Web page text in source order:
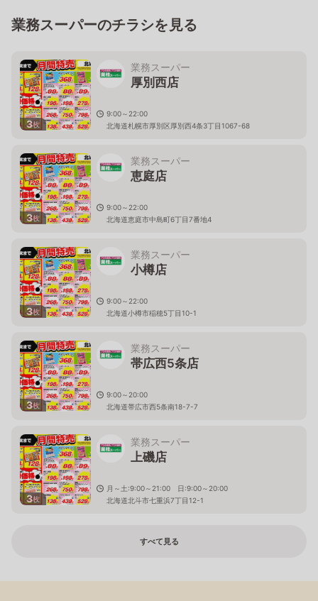
業務スーパーのチラシを見る
3枚
業務スーパー
厚別西店
9:00～22:00
北海道札幌市厚別区厚別西4条3丁目1067-68
3枚
業務スーパー
恵庭店
9:00～22:00
北海道恵庭市中島町6丁目7番地4
3枚
業務スーパー
小樽店
9:00～22:00
北海道小樽市稲穂5丁目10-1
3枚
業務スーパー
帯広西5条店
9:00～20:00
北海道帯広市西5条南18-7-7
3枚
業務スーパー
上磯店
月～土:9:00～21:00 日:9:00～20:00
北海道北斗市七重浜7丁目12-1
すべて見る